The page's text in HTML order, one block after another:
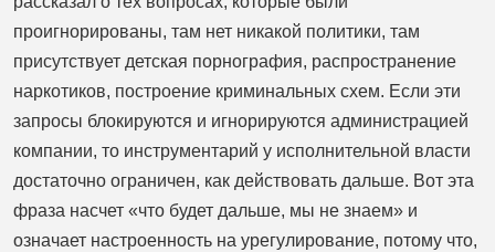
проигнорированы, там нет никакой политики, там
присутствует детская порнография, распространение
наркотиков, построение криминальных схем. Если эти
запросы блокируются и игнорируются администрацией
компании, то инструментарий у исполнительной власти
достаточно ограничен, как действовать дальше. Вот эта
фраза насчет «что будет дальше, мы не знаем» и
означает настроенность на урегулирование, потому что,